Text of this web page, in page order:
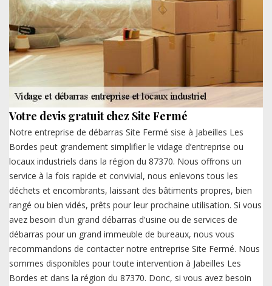
Votre devis gratuit chez Site Fermé
Notre entreprise de débarras Site Fermé sise à Jabeilles Les
Bordes peut grandement simplifier le vidage d’entreprise ou
locaux industriels dans la région du 87370. Nous offrons un
service à la fois rapide et convivial, nous enlevons tous les
déchets et encombrants, laissant des bâtiments propres, bien
rangé ou bien vidés, prêts pour leur prochaine utilisation. Si vous
avez besoin d'un grand débarras d'usine ou de services de
débarras pour un grand immeuble de bureaux, nous vous
recommandons de contacter notre entreprise Site Fermé. Nous
sommes disponibles pour toute intervention à Jabeilles Les
Bordes et dans la région du 87370. Donc, si vous avez besoin